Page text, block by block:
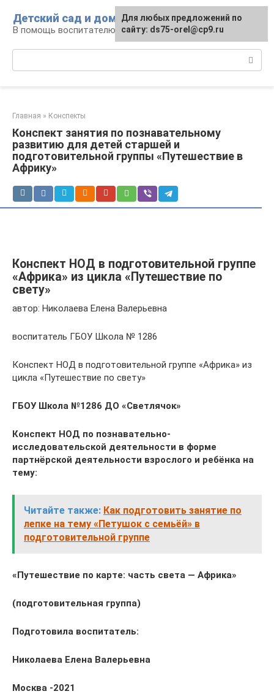
контенту
Детский сад и дом
В помощь воспитателю и родителям
Главная » Конспекты
Конспект занятия по познавательному
развитию для детей старшей и
подготовительной группы «Путешествие в
Африку»
Конспект НОД в подготовительной группе
«Африка» из цикла «Путешествие по
свету»
автор: Николаева Елена Валерьевна
воспитатель ГБОУ Школа № 1286
Конспект НОД в подготовительной группе «Африка» из
цикла «Путешествие по свету»
ГБОУ Школа №1286 ДО «Светлячок»
Конспект НОД по познавательно-
исследовательской деятельности в форме
партнёрской деятельности взрослого и ребёнка на
тему:
Читайте также: Как подготовить занятие по
лепке на тему «Петушок с семьёй» в
подготовительной группе
«Путешествие по карте: часть света — Африка»
(подготовительная группа)
Подготовила воспитатель:
Николаева Елена Валерьевна
Москва -2021
Для любых предложений по
сайту: ds75-orel@cp9.ru